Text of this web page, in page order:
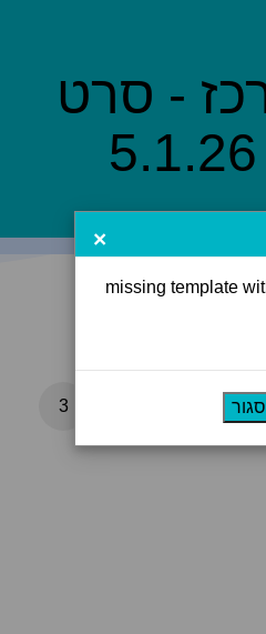
- סרט
2
3
×
missing template
סגור